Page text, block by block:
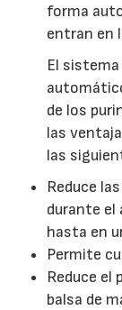
forma
entran en
El
de los
las
las
Reduce
durante el
hasta en
Permite
Reduce el
balsa de